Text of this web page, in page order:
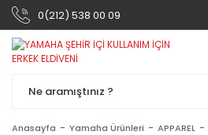
0(212) 538 00 09
Anasayfa Yamaha Ürünleri APPAREL